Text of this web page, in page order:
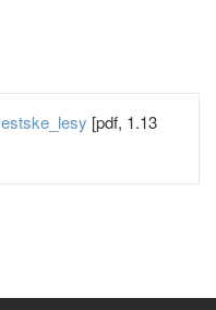
[pdf, 1.13